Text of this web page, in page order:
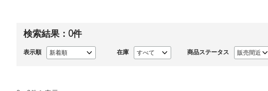
検索結果： 0件
表示順 在庫 商品ステータス